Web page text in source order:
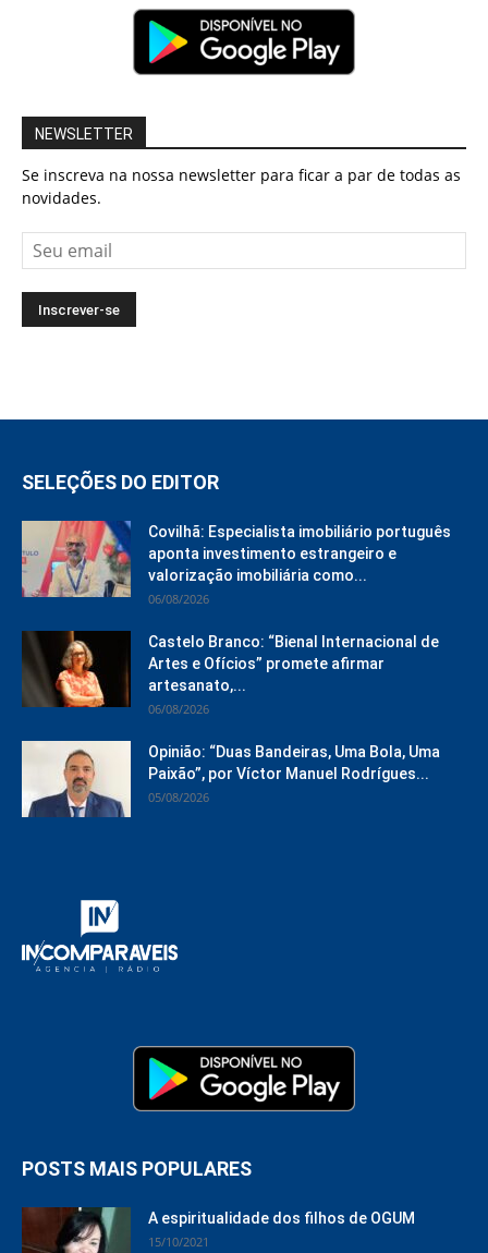
NEWSLETTER
Se inscreva na nossa newsletter para ficar a par de todas as
novidades.
SELEÇÕES DO EDITOR
Covilhã: Especialista imobiliário português
aponta investimento estrangeiro e
valorização imobiliária como...
06/08/2026
Castelo Branco: “Bienal Internacional de
Artes e Ofícios” promete afirmar
artesanato,...
06/08/2026
Opinião: “Duas Bandeiras, Uma Bola, Uma
Paixão”, por Víctor Manuel Rodrígues...
05/08/2026
POSTS MAIS POPULARES
A espiritualidade dos filhos de OGUM
15/10/2021